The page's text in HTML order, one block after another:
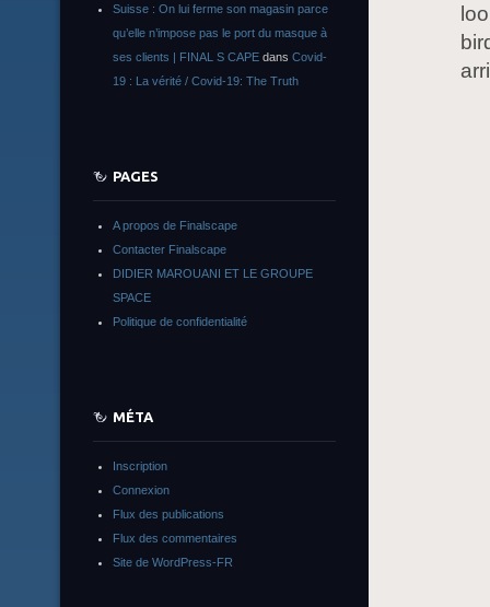
Suisse : On lui ferme son magasin parce
qu’elle n’impose pas le port du masque à
ses clients | FINAL S CAPE dans Covid-
19 : La vérité / Covid-19: The Truth
PAGES
A propos de Finalscape
Contacter Finalscape
DIDIER MAROUANI ET LE GROUPE
SPACE
Politique de confidentialité
MÉTA
Inscription
Connexion
Flux des publications
Flux des commentaires
Site de WordPress-FR